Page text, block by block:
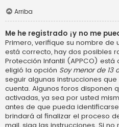
Arriba
Me he registrado ¡y no me
Primero, verifique su nombre de
está correcto, hay dos posibles
Protección Infantil (APPCO)
eligió la opción Soy menor de 13
seguir algunas instrucciones
cuenta. Algunos foros disponen
activadas, ya sea por usted
antes de que pueda
brindará al finalizar el proceso
mail, siga las instrucciones. Si